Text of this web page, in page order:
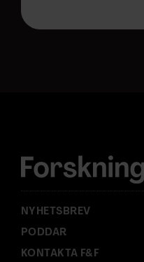
p
s
:
NYHETSBREV
PODDAR
KONTAKTA F&F